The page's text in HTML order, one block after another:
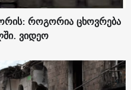
როგორია ცხოვრება
ვიდეო